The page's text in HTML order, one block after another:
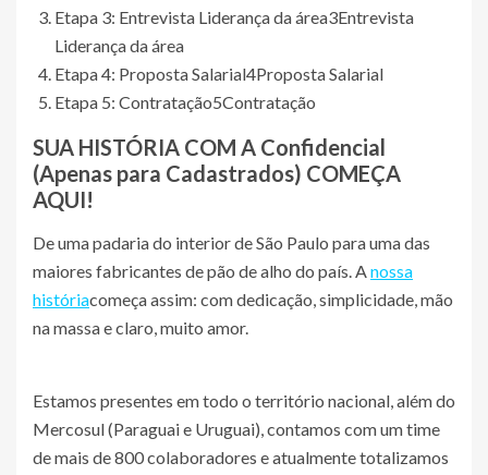
Etapa 3: Entrevista Liderança da área3Entrevista
Liderança da área
Etapa 4: Proposta Salarial4Proposta Salarial
Etapa 5: Contratação5Contratação
SUA HISTÓRIA COM A Confidencial
(Apenas para Cadastrados) COMEÇA
AQUI!
De uma padaria do interior de São Paulo para uma das
maiores fabricantes de pão de alho do país. Anossa
históriacomeça assim: com dedicação, simplicidade, mão
na massa e claro, muito amor.
Estamos presentes em todo o território nacional, além do
Mercosul (Paraguai e Uruguai), contamos com um time
de mais de 800 colaboradores e atualmente totalizamos